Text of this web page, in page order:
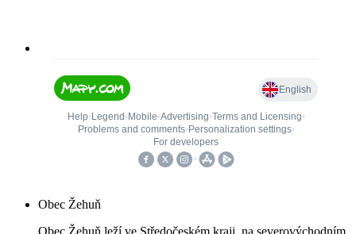
Obec Žehuň
Obec Žehuň leží ve Středočeském kraji, na severovýchodním